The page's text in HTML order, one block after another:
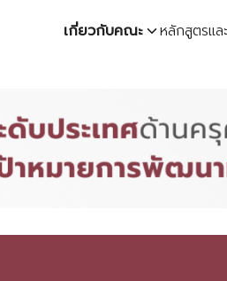
เกี่ยวกับคณะ หลักสูตรแล